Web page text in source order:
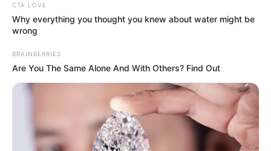
CTA LOVE
Why everything you thought you knew about water might be
wrong
BRAINBERRIES
Are You The Same Alone And With Others? Find Out